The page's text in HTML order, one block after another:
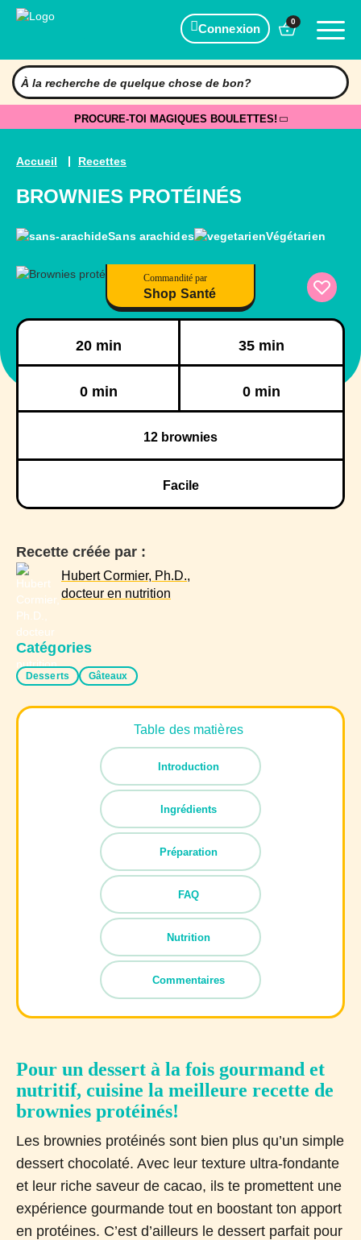
Connexion
0
PROCURE-TOI MAGIQUES BOULETTES!
Accueil Recettes
BROWNIES PROTÉINÉS
Sans arachides Végétarien
Commandité par
Shop Santé
20 min 35 min
0 min 0 min
12 brownies
Facile
Recette créée par :
Hubert Cormier, Ph.D.,
docteur en nutrition
Catégories
Desserts Gâteaux
Table des matières
Introduction
Ingrédients
Préparation
FAQ
Nutrition
Commentaires
Pour un dessert à la fois gourmand et
nutritif, cuisine la meilleure recette de
brownies protéinés!
Les brownies protéinés sont bien plus qu’un simple
dessert chocolaté. Avec leur texture ultra-fondante
et leur riche saveur de cacao, ils te promettent une
expérience gourmande tout en boostant ton apport
en protéines. C’est d’ailleurs le dessert parfait pour